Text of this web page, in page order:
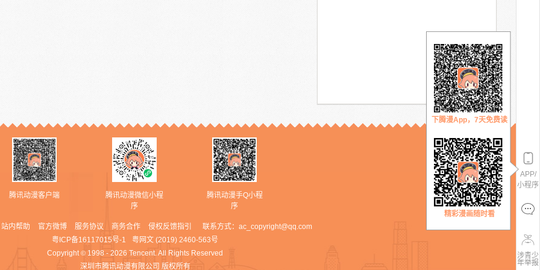
腾讯动漫客户端
腾讯动漫微信小程
序
腾讯动漫手Q小程
序
站内帮助 官方微博 服务协议 商务合作 侵权反馈指引 联系方式： ac_copyright@qq.com
粤ICP备16117015号-1
粤网文 (2019) 2460-563号
Copyright © 1998 - 2026 Tencent. All Rights Reserved
深圳市腾讯动漫有限公司 版权所有
APP/
小程序
下腾漫App，7天免费读
精彩漫画随时看
涉青少
年举报